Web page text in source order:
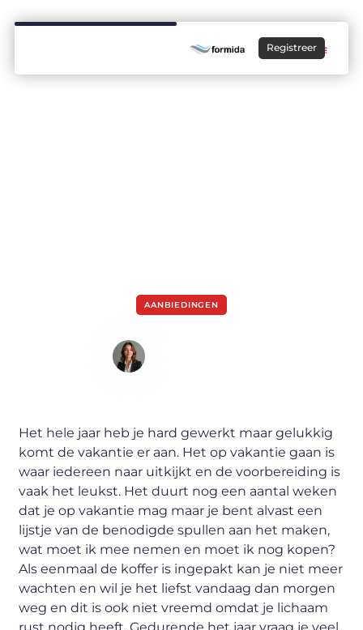
Registreer
AANBIEDINGEN
Het hele jaar heb je hard gewerkt maar gelukkig
komt de vakantie er aan. Het op vakantie gaan is
waar iedereen naar uitkijkt en de voorbereiding is
vaak het leukst. Het duurt nog een aantal weken
dat je op vakantie mag maar je bent alvast een
lijstje van de benodigde spullen aan het maken,
wat moet ik mee nemen en moet ik nog kopen?
Als eenmaal de koffer is ingepakt kan je niet meer
wachten en wil je het liefst vandaag dan morgen
weg en dit is ook niet vreemd omdat je lichaam